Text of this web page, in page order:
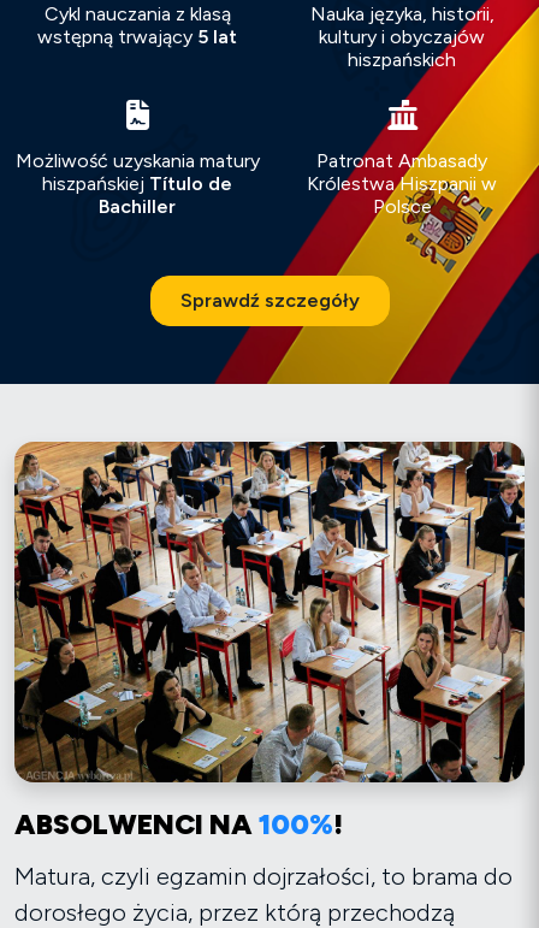
Cykl nauczania z klasą
wstępną trwający 5 lat
Nauka języka, historii,
kultury i obyczajów
hiszpańskich
Możliwość uzyskania matury
hiszpańskiej Título de
Bachiller
Patronat Ambasady
Królestwa Hiszpanii w
Polsce
Sprawdź szczegóły
ABSOLWENCI NA100%!
Matura, czyli egzamin dojrzałości, to brama do
dorosłego życia, przez którą przechodzą